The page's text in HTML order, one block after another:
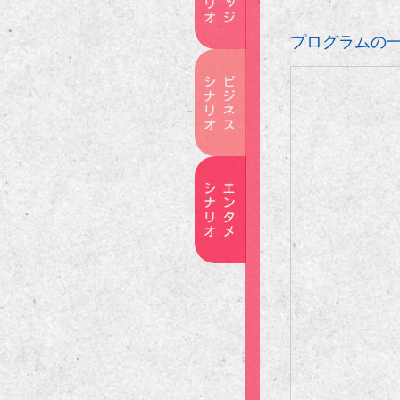
プログラムの